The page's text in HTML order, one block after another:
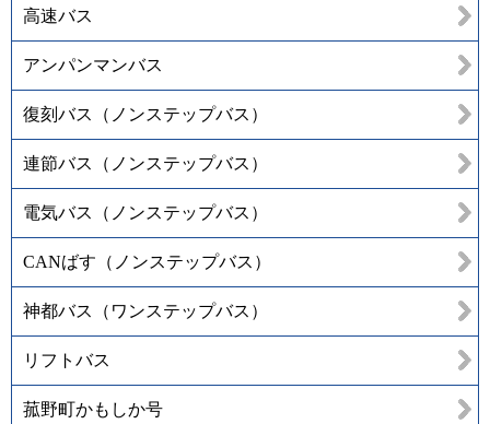
高速バス
アンパンマンバス
復刻バス（ノンステップバス）
連節バス（ノンステップバス）
電気バス（ノンステップバス）
CANばす（ノンステップバス）
神都バス（ワンステップバス）
リフトバス
菰野町かもしか号